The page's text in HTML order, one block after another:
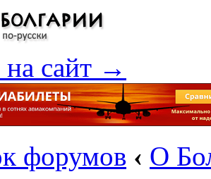
сайт →
форумов ‹ О